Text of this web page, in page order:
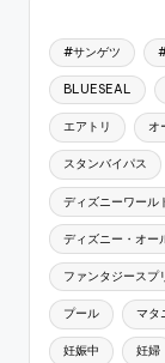
#サンゲツ
BLUESEAL
エアトリ オ
スタンバイパス
ディズニーワール
ディズニー・オー
ファンタジースプ
プール マタ
妊娠中 妊婦